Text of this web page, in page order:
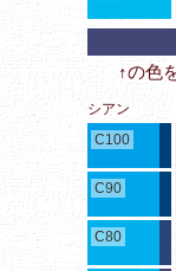
↑の色
シアン
C100
C90
C80